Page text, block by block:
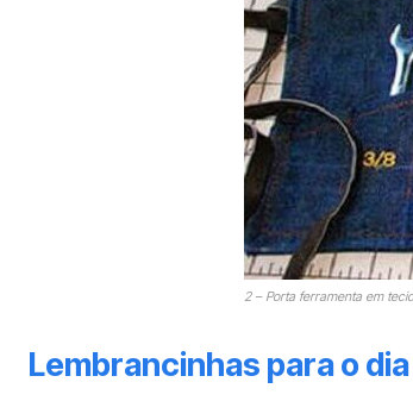
2 – Porta ferramenta em
Lembrancinhas para o